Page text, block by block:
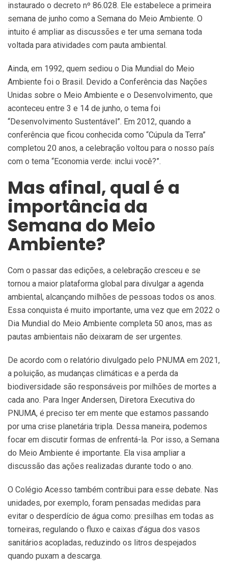
instaurado o decreto nº 86.028. Ele estabelece a primeira
semana de junho como a Semana do Meio Ambiente. O
intuito é ampliar as discussões e ter uma semana toda
voltada para atividades com pauta ambiental.
Ainda, em 1992, quem sediou o Dia Mundial do Meio
Ambiente foi o Brasil. Devido a Conferência das Nações
Unidas sobre o Meio Ambiente e o Desenvolvimento, que
aconteceu entre 3 e 14 de junho, o tema foi
“Desenvolvimento Sustentável”. Em 2012, quando a
conferência que ficou conhecida como “Cúpula da Terra”
completou 20 anos, a celebração voltou para o nosso país
com o tema “Economia verde: inclui você?”.
Mas afinal, qual é a
importância da
Semana do Meio
Ambiente?
Com o passar das edições, a celebração cresceu e se
tornou a maior plataforma global para divulgar a agenda
ambiental, alcançando milhões de pessoas todos os anos.
Essa conquista é muito importante, uma vez que em 2022 o
Dia Mundial do Meio Ambiente completa 50 anos, mas as
pautas ambientais não deixaram de ser urgentes.
De acordo com o relatório divulgado pelo PNUMA em 2021,
a poluição, as mudanças climáticas e a perda da
biodiversidade são responsáveis por milhões de mortes a
cada ano. Para Inger Andersen, Diretora Executiva do
PNUMA, é preciso ter em mente que estamos passando
por uma crise planetária tripla. Dessa maneira, podemos
focar em discutir formas de enfrentá-la. Por isso, a Semana
do Meio Ambiente é importante. Ela visa ampliar a
discussão das ações realizadas durante todo o ano.
O Colégio Acesso também contribui para esse debate. Nas
unidades, por exemplo, foram pensadas medidas para
evitar o desperdício de água como: presilhas em todas as
torneiras, regulando o fluxo e caixas d’água dos vasos
sanitários acopladas, reduzindo os litros despejados
quando puxam a descarga.